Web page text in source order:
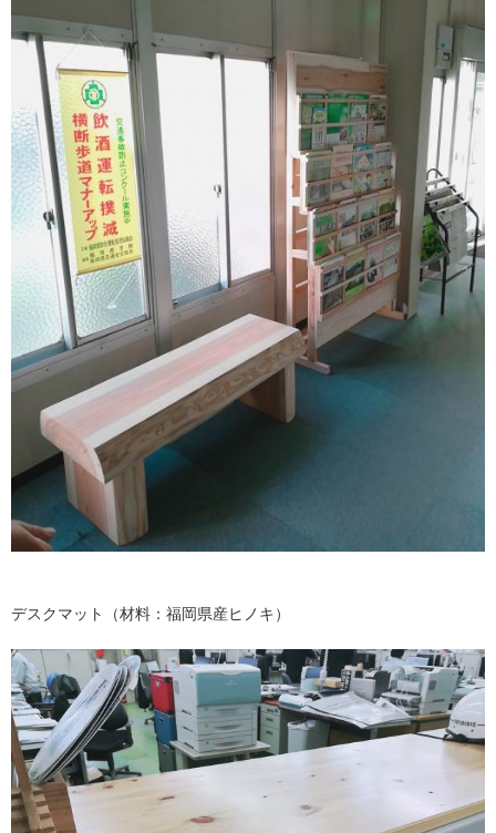
デスクマット（材料：福岡県産ヒノキ）